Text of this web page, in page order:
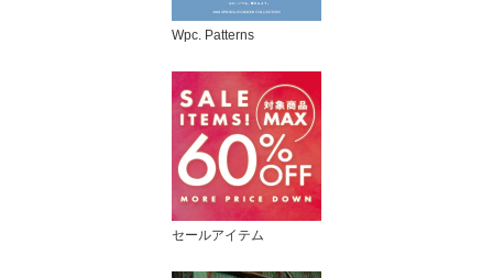
Wpc. Patterns
セールアイテム